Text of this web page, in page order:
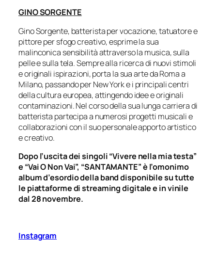
GINO SORGENTE
Gino Sorgente, batterista per vocazione, tatuatore e
pittore per sfogo creativo, esprime la sua
malinconica sensibilità attraverso la musica, sulla
pelle e sulla tela. Sempre alla ricerca di nuovi stimoli
e originali ispirazioni, porta la sua arte da Roma a
Milano, passando per New York e i principali centri
della cultura europea, attingendo idee e originali
contaminazioni. Nel corso della sua lunga carriera di
batterista partecipa a numerosi progetti musicali e
collaborazioni con il suo personale apporto artistico
e creativo.
Dopo l’uscita dei singoli “Vivere nella mia testa”
e “Vai O Non Vai”, “SANTAMANTE” è l’omonimo
album d’esordio della band disponibile su tutte
le piattaforme di streaming digitale e in vinile
dal 28 novembre.
Instagram